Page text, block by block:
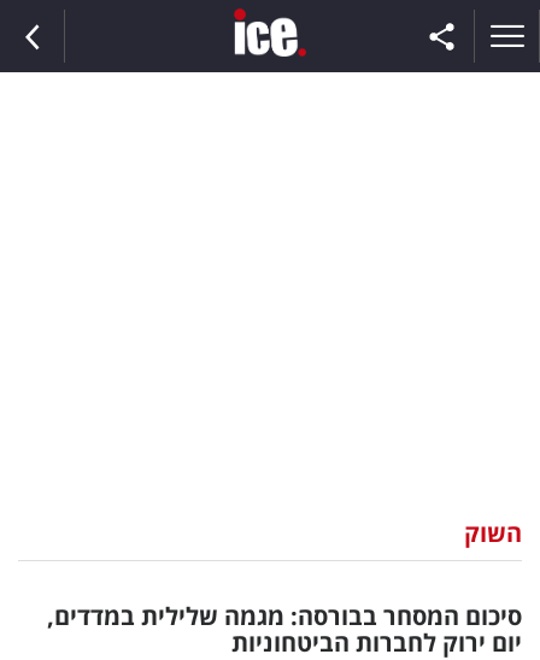
וצרכנות
דיגיטל
השוק
סיכום המסחר בבורסה: מגמה שלילית במדדים,
יום ירוק לחברות הביטחוניות